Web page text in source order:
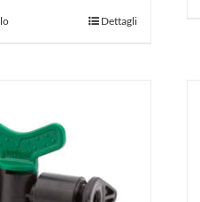
Dettagli